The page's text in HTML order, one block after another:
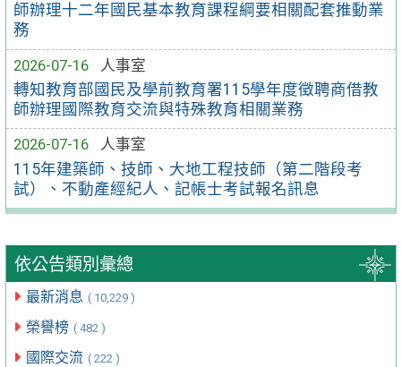
師辦理十二年國民基本教育課程綱要相關配套推動業
務
2026-07-16
人事室
轉知教育部國民及學前教育署115學年度徵聘商借教
師辦理國際教育交流與特殊教育相關業務
2026-07-16
人事室
115年建築師、技師、大地工程技師（第二階段考
試）、不動產經紀人、記帳士考試報名訊息
依公告類別彙總
最新消息 ( 10,229 )
榮譽榜 ( 482 )
國際交流 ( 222 )